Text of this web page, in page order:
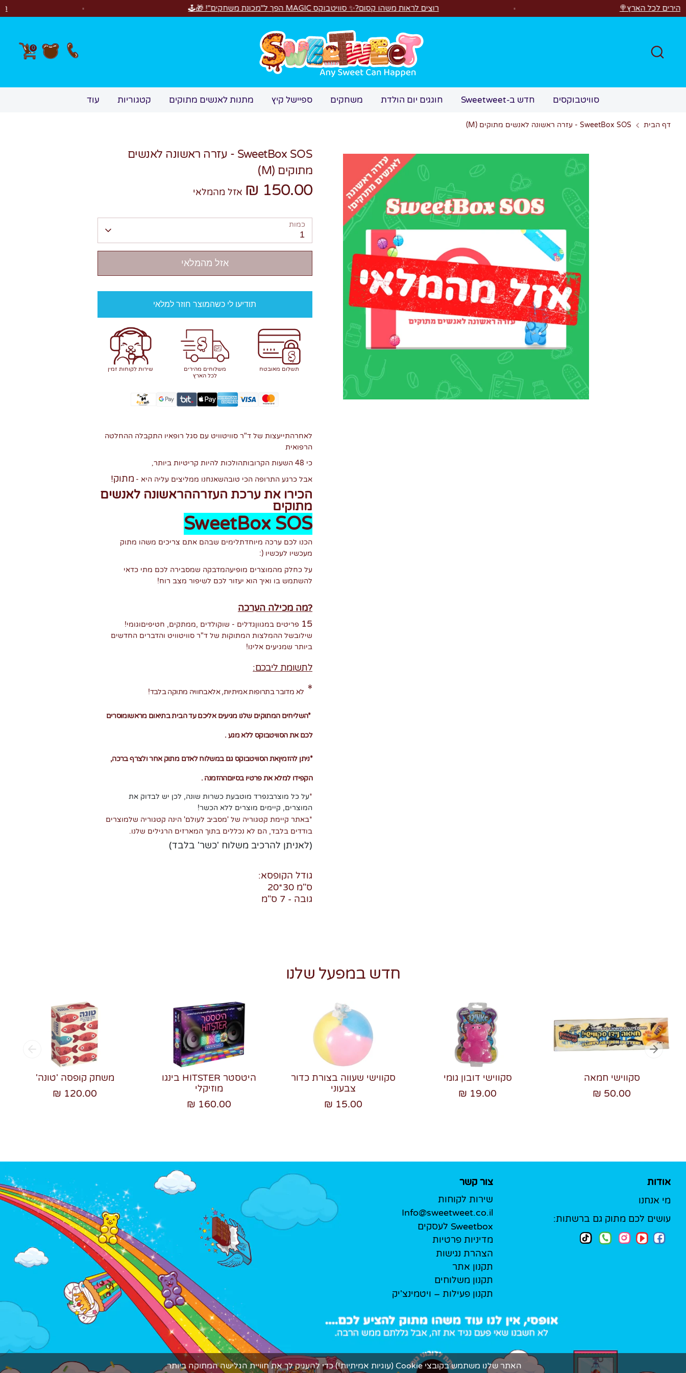
דלג רוצים לראות משהו קסום?✨ סוויטבוקס MAGIC הפך ל"מכונת משחקים"! 🎁🕹️
חיפוש 0
סוויטבוקסים חדש ב-Sweetweet חוגגים יום הולדת משחקים ספיישל קיץ מתנות לאנשים מתוקים קטגוריות עוד
דף הבית SweetBox SOS - עזרה ראשונה לאנשים מתוקים (M)
SweetBox SOS - עזרה ראשונה לאנשים
מתוקים (M)
150.00 ₪ אזל מהמלאי
כמות
1
אזל מהמלאי
תודיעו לי כשהמוצר חוזר למלאי
תשלום מאובטח
משלוחים מהירים
לכל הארץ
שירות לקוחות זמין
לאחרהתייעצות של ד"ר סוויטוויט עם סגל רופאיו התקבלה ההחלטה
הרפואית
כי 48 השעות הקרובותהולכות להיות קריטיות ביותר
,
אבל כרגע התרופה הכי טובהשאנחנו ממליצים עליה היא - מתוק!
הכירו את ערכת העזרההראשונה לאנשים
מתוקים
SweetBox SOS
הכנו לכם ערכה מיוחדתלימים שבהם אתם צריכים משהו מתוק
מעכשיו לעכשיו :)
על כחלק מהמוצרים מופיעהמדבקה שמסבירה לכם מתי כדאי
להשתמש בו ואיך הוא יעזור לכם לשיפור מצב רוח!
מה מכילה הערכה?
15 פריטים במגווןגדלים - שוקולדים ,ממתקים, חטיפיםוגומי!
שילובשל ההמלצות המתוקות של ד"ר סוויטוויט והדברים החדשים
ביותר שמגיעים אלינו!
לתשומת ליבכם:
* לא מדובר בתרופות אמיתיות, אלאבחוויה מתוקה בלבד!
*השליחים המתוקים שלנו מגיעים אליכם עד הבית בתיאום מראשומוסרים
לכם את הסוויטבוקס ללא מגע .
*ניתן להזמיןאת הסוויטבוקס גם במשלוח לאדם מתוק אחר ולצרף ברכה,
הקפידו למלא את פרטיו בסיוםההזמנה .
*על כל מוצרבנפרד מוטבעת כשרות שונה, לכן יש לבדוק את
המוצרים, קיימים מוצרים ללא הכשר!
*באתר קיימת קטגוריה של 'מסביב לעולם' הינה קטגוריה שלמוצרים
בודדים בלבד, הם לא נכללים בתוך המארזים הרגילים שלנו.
(לאניתן להרכיב משלוח 'כשר' בלבד)
גודל הקופסא:
20*30 ס"מ
גובה - 7 ס"מ
חדש במפעל שלנו
משחק קופסה 'טונה'
120.00 ₪
היטסטר HITSTER בינגו
מוזיקלי
160.00 ₪
סקווישי שעווה בצורת כדור
צבעוני
15.00 ₪
סקווישי דובון גומי
19.00 ₪
סקווישי חמאה
50.00 ₪
אודות
מי אנחנו
עושים לכם מתוק גם ברשתות:
צור קשר
שירות לקוחות
Info@sweetweet.co.il
Sweetbox לעסקים
מדיניות פרטיות
הצהרת נגישות
תקנון אתר
תקנון משלוחים
תקנון פעילות – ויטמינצ'יק
האתר שלנו משתמש בקובצי Cookie (עוגיות אמיתיות!) כדי להעניק לך את חוויית הגלישה המתוקה ביותר.